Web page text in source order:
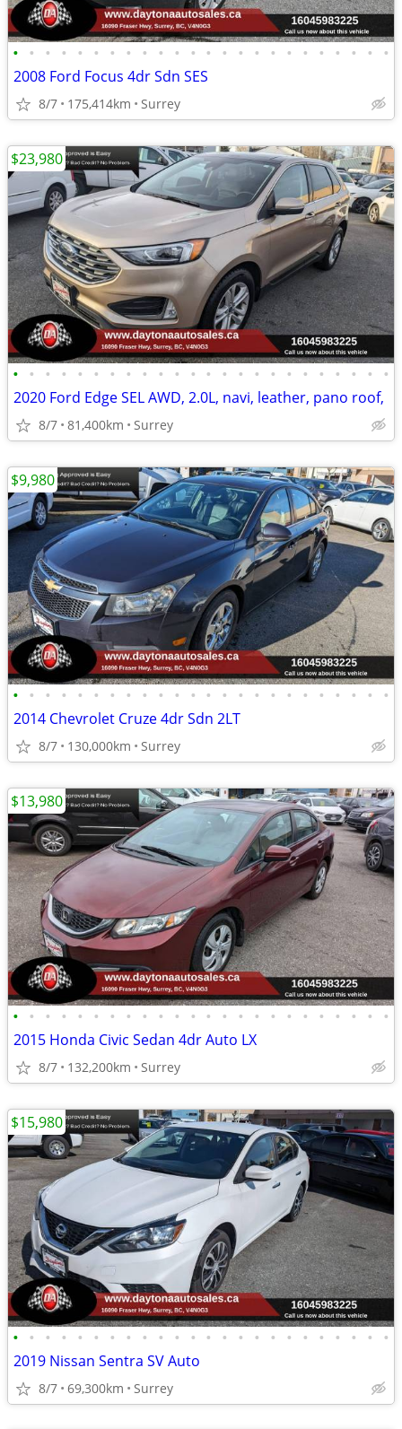
• • • • • • • • • • • • • • • • • • • • • • • •
2008 Ford Focus 4dr Sdn SES
8/7 175,414km Surrey
• • • • • • • • • • • • • • • • • • • • • • • •
2020 Ford Edge SEL AWD, 2.0L, navi, leather, pano roof,
8/7 81,400km Surrey
$23,980
• • • • • • • • • • • • • • • • • • • • • • • •
2014 Chevrolet Cruze 4dr Sdn 2LT
8/7 130,000km Surrey
$9,980
• • • • • • • • • • • • • • • • • • • • • • • •
2015 Honda Civic Sedan 4dr Auto LX
8/7 132,200km Surrey
$13,980
• • • • • • • • • • • • • • • • • • • • • • • •
2019 Nissan Sentra SV Auto
8/7 69,300km Surrey
$15,980